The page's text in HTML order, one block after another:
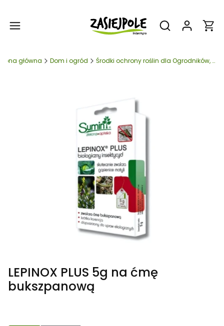
Otwórz
główna Dom i ogród Środki ochrony roślin dla Ogrodników, Działkowców
LEPINOX PLUS 5g na ćmę
bukszpanową